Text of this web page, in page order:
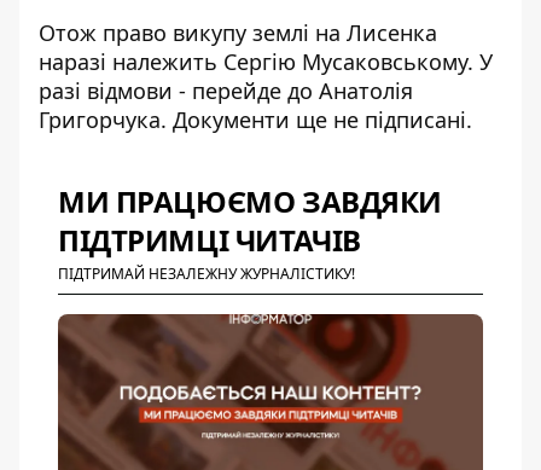
Отож право викупу землі на Лисенка
наразі належить Сергію Мусаковському. У
разі відмови - перейде до Анатолія
Григорчука. Документи ще не підписані.
МИ ПРАЦЮЄМО ЗАВДЯКИ
ПІДТРИМЦІ ЧИТАЧІВ
ПІДТРИМАЙ НЕЗАЛЕЖНУ ЖУРНАЛІСТИКУ!